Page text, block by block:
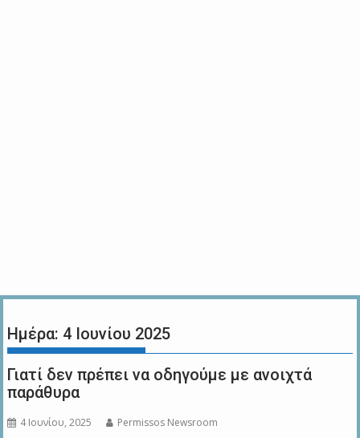
Ημέρα: 4 Ιουνίου 2025
Γιατί δεν πρέπει να οδηγούμε με ανοιχτά
παράθυρα
4 Ιουνίου, 2025 Permissos Newsroom